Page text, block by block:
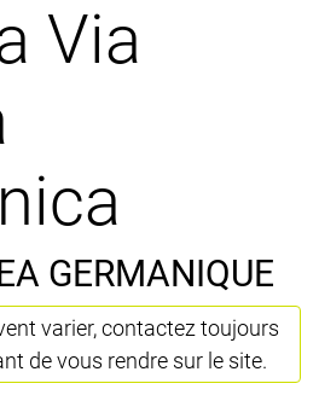
Via
GERMANIQUE
varier, contactez toujours
de vous rendre sur le site.